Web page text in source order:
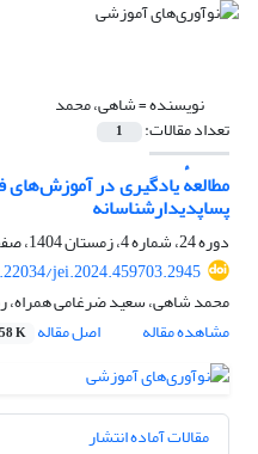
نویسنده =شاهی، محمد
تعداد مقالات: 1
مطالعهٔ یادگیری در آموزش‌های
پساپدیدارشناسانه
دوره 24، شماره 4، زمستان 1404، صفحه
jei.2024.459703.2945
محمد شاهی، سعید ضرغامی همراه،
مشاهده مقاله
اصل مقاله K
مقالات آماده انتشار